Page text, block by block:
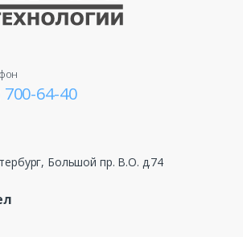
700-64-40
Большой пр. В.О. д.74